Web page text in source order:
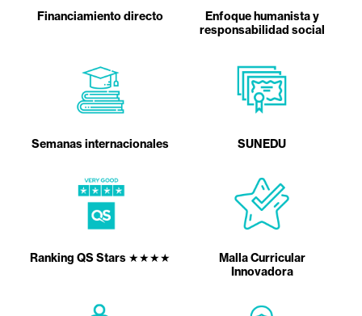
Financiamiento directo
Enfoque humanista y
responsabilidad social
Semanas internacionales SUNEDU
Ranking QS Stars ★★★★
Malla Curricular
Innovadora